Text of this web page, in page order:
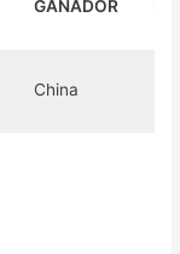
GANADOR
China